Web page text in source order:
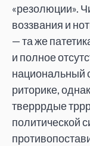
«резолюции».
воззвания и
— та же
и полное
национальный
риторике,
тверррдые
политической